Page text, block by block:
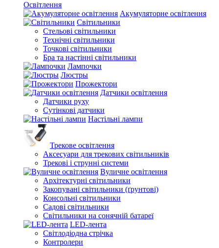
Освітлення
Акумуляторне освітлення
Світильники
Стельові світильники
Технічні світильники
Точкові світильники
Бра та настінні світильники
Лампочки
Люстры
Прожектори
Датчики освітлення
Датчики руху
Сутінкові датчики
Настільні лампи
Трекове освітлення
Аксесуари для трекових світильників
Трекові і струнні системи
Вуличне освітлення
Архітектурні світильники
Закопувані світильники (ґрунтові)
Консольні світильники
Садові світильники
Світильники на сонячній батареї
LED-лента
Світлодіодна стрічка
Контролери